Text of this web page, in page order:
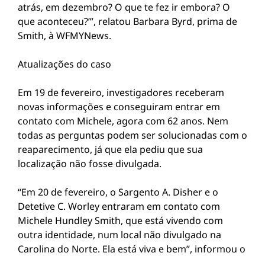
atrás, em dezembro? O que te fez ir embora? O
que aconteceu?’”, relatou Barbara Byrd, prima de
Smith, à WFMYNews.
Atualizações do caso
Em 19 de fevereiro, investigadores receberam
novas informações e conseguiram entrar em
contato com Michele, agora com 62 anos. Nem
todas as perguntas podem ser solucionadas com o
reaparecimento, já que ela pediu que sua
localização não fosse divulgada.
“Em 20 de fevereiro, o Sargento A. Disher e o
Detetive C. Worley entraram em contato com
Michele Hundley Smith, que está vivendo com
outra identidade, num local não divulgado na
Carolina do Norte. Ela está viva e bem”, informou o